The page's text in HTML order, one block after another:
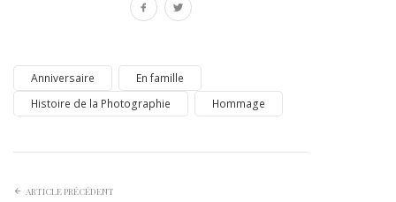
Anniversaire
En famille
Histoire de la Photographie
Hommage
ARTICLE PRÉCÉDENT